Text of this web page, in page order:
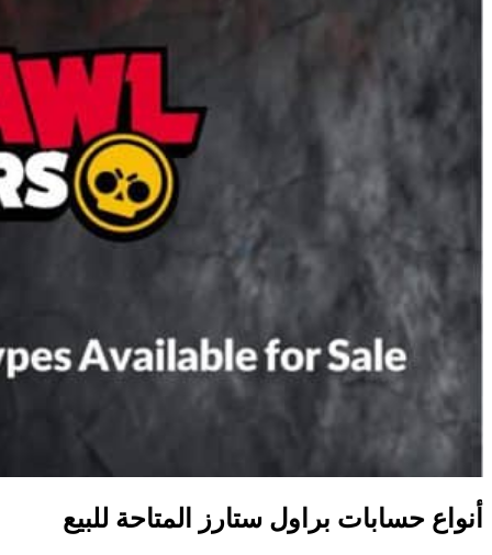
أنواع حسابات براول ستارز المتاحة للبيع